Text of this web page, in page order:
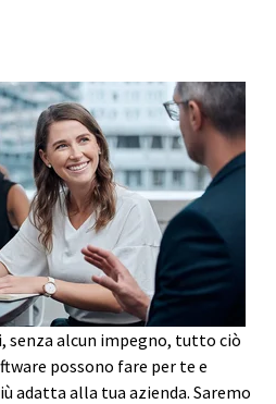
senza alcun impegno, tutto ciò
possono fare per te e
adatta alla tua azienda. Saremo